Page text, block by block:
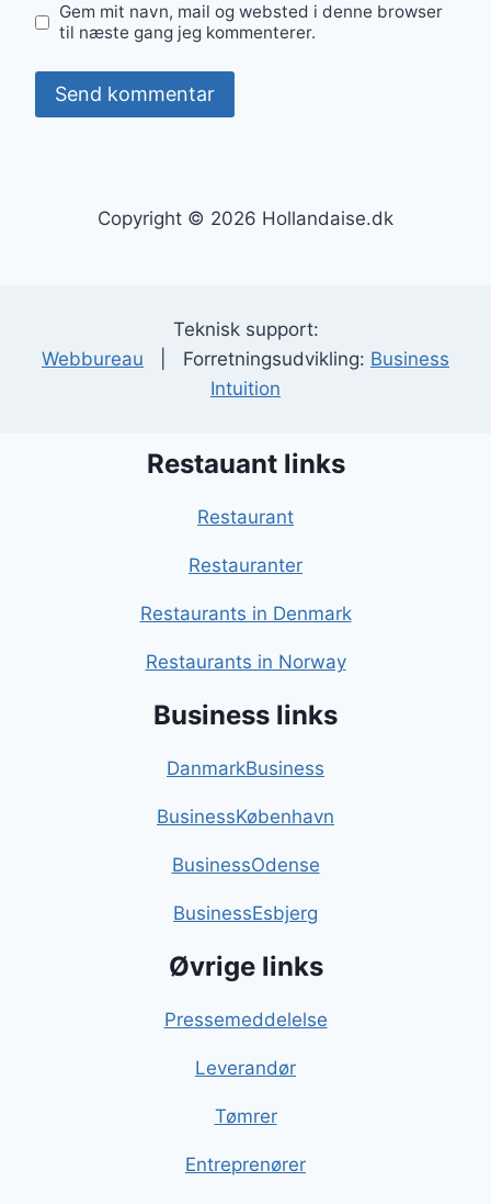
Gem mit navn, mail og websted i denne browser
til næste gang jeg kommenterer.
Copyright © 2026 Hollandaise.dk
Teknisk support:
Webbureau | Forretningsudvikling: Business
Intuition
Restauant links
Restaurant
Restauranter
Restaurants in Denmark
Restaurants in Norway
Business links
DanmarkBusiness
BusinessKøbenhavn
BusinessOdense
BusinessEsbjerg
Øvrige links
Pressemeddelelse
Leverandør
Tømrer
Entreprenører